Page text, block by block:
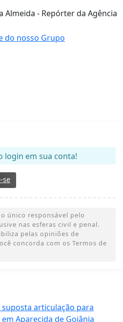
Almeida - Repórter da Agência
login em sua conta!
se
único responsável pelo
nas esferas civil e penal.
pelas opiniões de
concorda com os Termos de